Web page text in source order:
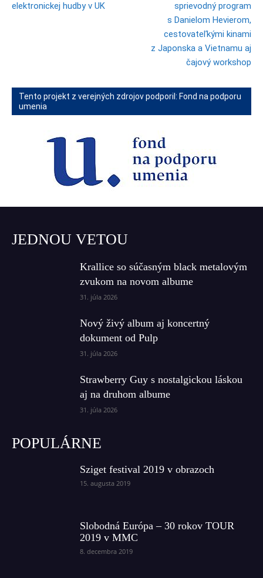
elektronickej hudby v UK
sprievodný program
s Danielom Hevierom,
cestovateľkými kinami
z Japonska a Vietnamu aj
čajový workshop
Tento projekt z verejných zdrojov podporil: Fond na podporu
umenia
JEDNOU VETOU
Krallice so súčasným black metalovým
zvukom na novom albume
31. júla 2026
Nový živý album aj koncertný
dokument od Pulp
31. júla 2026
Strawberry Guy s nostalgickou láskou
aj na druhom albume
31. júla 2026
POPULÁRNE
Sziget festival 2019 v obrazoch
15. augusta 2019
Slobodná Európa – 30 rokov TOUR
2019 v MMC
8. decembra 2019